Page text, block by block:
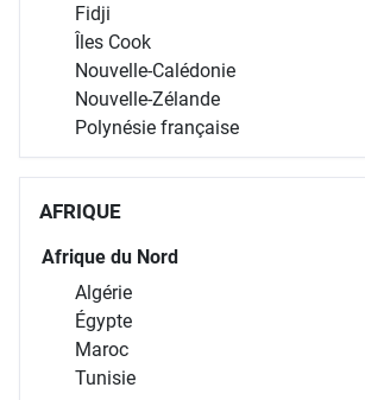
Fidji
Îles Cook
Nouvelle-Calédonie
Nouvelle-Zélande
Polynésie française
AFRIQUE
Afrique du Nord
Algérie
Égypte
Maroc
Tunisie